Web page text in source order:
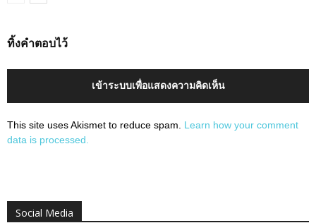
ทิ้งคำตอบไว้
เข้าระบบเพื่อแสดงความคิดเห็น
This site uses Akismet to reduce spam. Learn how your comment
data is processed.
Social Media